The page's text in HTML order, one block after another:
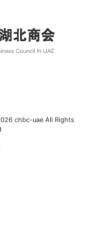
chbc-uae All Rights